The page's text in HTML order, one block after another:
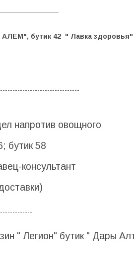
бутик 42 " Лавка здоровья"
напротив овощного
бутик 58
консультант
" Легион" бутик " Дары